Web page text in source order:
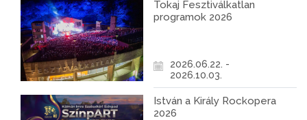
Tokaj Fesztiválkatlan
programok 2026
2026.06.22. -
2026.10.03.
István a Király Rockopera
2026